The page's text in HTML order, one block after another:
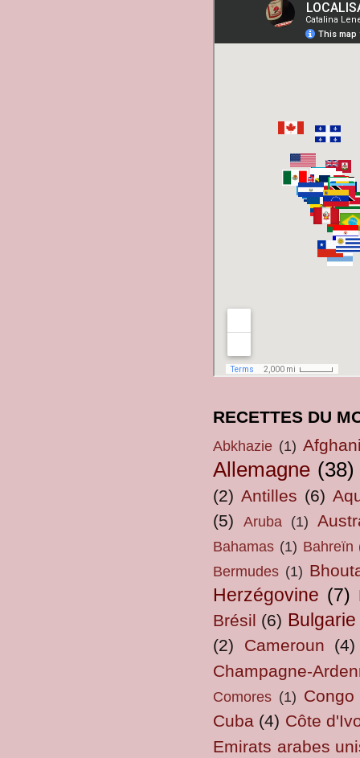
RECETTES DU
Abkhazie (1)
Allemagne (38)
(2) Antilles (6)
(5)
Aruba (1)
Bahamas (1) Bahreïn
Bermudes (1)
Herzégovine (7)
Brésil (6) Bulgarie
(2) Cameroun
(4)
Champagne-
Comores (1) Congo
Cuba (4) Côte
Emirats arabes